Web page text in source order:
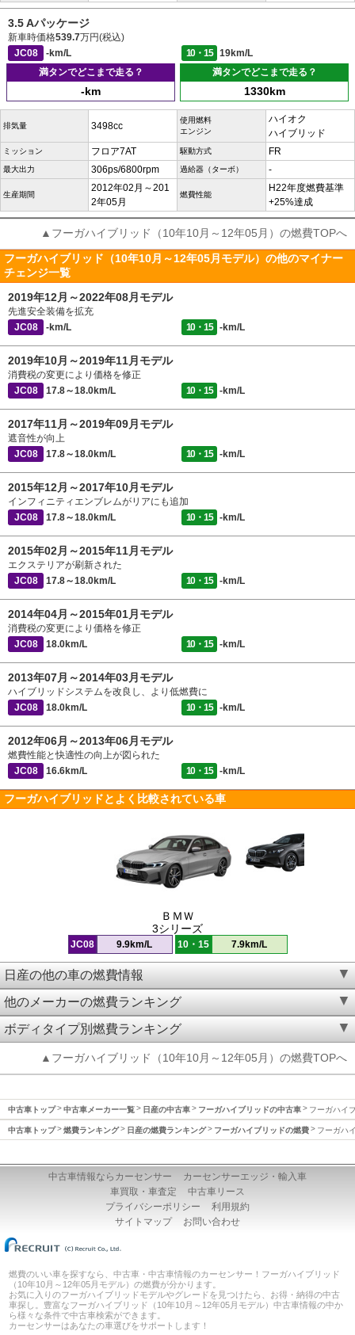
3.5 Aパッケージ
新車時価格539.7万円(税込)
JC08
-km/L 10・15
19km/L
満タンでどこまで走る？
-km
満タンでどこまで走る？
1330km
排気量 3498cc
使用燃料
エンジン
ハイオク
ハイブリッド
ミッション フロア7AT 駆動方式 FR
最大出力 306ps/6800rpm 過給器（ターボ） -
生産期間
2012年02月～201
2年05月
燃費性能
H22年度燃費基準
+25%達成
▲フーガハイブリッド（10年10月～12年05月）の燃費TOPへ
フーガハイブリッド（10年10月～12年05月モデル）の他のマイナー
チェンジ一覧
2019年12月～2022年08月モデル
先進安全装備を拡充
JC08
-km/L 10・15 -km/L
2019年10月～2019年11月モデル
消費税の変更により価格を修正
JC08
17.8～18.0km/L 10・15 -km/L
2017年11月～2019年09月モデル
遮音性が向上
JC08
17.8～18.0km/L 10・15 -km/L
2015年12月～2017年10月モデル
インフィニティエンブレムがリアにも追加
JC08
17.8～18.0km/L 10・15 -km/L
2015年02月～2015年11月モデル
エクステリアが刷新された
JC08
17.8～18.0km/L 10・15 -km/L
2014年04月～2015年01月モデル
消費税の変更により価格を修正
JC08
18.0km/L 10・15 -km/L
2013年07月～2014年03月モデル
ハイブリッドシステムを改良し、より低燃費に
JC08
18.0km/L 10・15 -km/L
2012年06月～2013年06月モデル
燃費性能と快適性の向上が図られた
JC08
16.6km/L 10・15 -km/L
フーガハイブリッドとよく比較されている車
ＢＭＷ
3シリーズ
JC08 9.9km/L 10・15 7.9km/L
日産の他の車の燃費情報
他のメーカーの燃費ランキング
ボディタイプ別燃費ランキング
▲フーガハイブリッド（10年10月～12年05月）の燃費TOPへ
中古車トップ 中古車メーカー一覧 日産の中古車 フーガハイブリッドの中古車 フーガハイ
中古車トップ 燃費ランキング 日産の燃費ランキング フーガハイブリッドの燃費 フーガハ
中古車情報ならカーセンサー
カーセンサーエッジ・輸入車
車買取・車査定
中古車リース
プライバシーポリシー
利用規約
サイトマップ
お問い合わせ
燃費のいい車を探すなら、中古車・中古車情報のカーセンサー！フーガハイブリッド
（10年10月～12年05月モデル）の燃費が分かります。
お気に入りのフーガハイブリッドモデルやグレードを見つけたら、お得・納得の中古
車探し。豊富なフーガハイブリッド（10年10月～12年05月モデル）中古車情報の中か
ら様々な条件で中古車検索ができます。
カーセンサーはあなたの車選びをサポートします！